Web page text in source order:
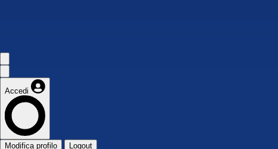
Accedi
Modifica profilo Logout